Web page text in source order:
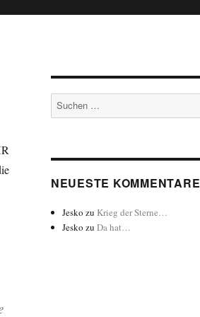
Suchen
nach:
NEUESTE KOMMENTARE
Jesko zu Krieg der Sterne…
Jesko zuDa hat…